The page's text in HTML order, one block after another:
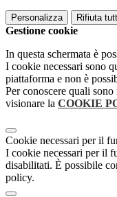
Personalizza Rifiuta
Gestione cookie
In questa schermata è
I cookie necessari sono
piattaforma e non è
Per conoscere quali
visionare la COOKIE
Cookie necessari per il
I cookie necessari per il
disabilitati. È possibile
policy.